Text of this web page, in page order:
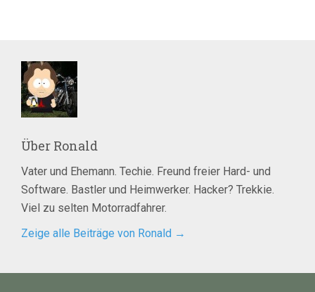
Über Ronald
Vater und Ehemann. Techie. Freund freier Hard- und
Software. Bastler und Heimwerker. Hacker? Trekkie.
Viel zu selten Motorradfahrer.
Zeige alle Beiträge von Ronald →